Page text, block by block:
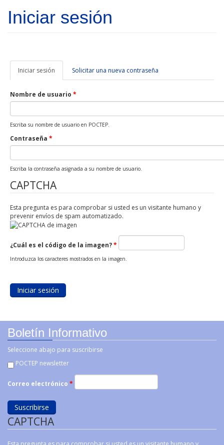
Iniciar sesión
Iniciar sesión (solapa
activa)
Solicitar una nueva contraseña
Nombre de usuario *
Escriba su nombre de usuario en POCTEP.
Contraseña *
Escriba la contraseña asignada a su nombre de usuario.
CAPTCHA
Esta pregunta es para comprobar si usted es un visitante humano y
prevenir envíos de spam automatizado.
¿Cuál es el código de la imagen?*
Introduzca los caracteres mostrados en la imagen.
Boletín Informativo
Seleccione abajo para suscribirse
POCTEP newsletter
Correo electrónico *
CAPTCHA